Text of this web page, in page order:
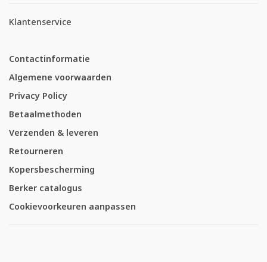
Klantenservice
Contactinformatie
Algemene voorwaarden
Privacy Policy
Betaalmethoden
Verzenden & leveren
Retourneren
Kopersbescherming
Berker catalogus
Cookievoorkeuren aanpassen